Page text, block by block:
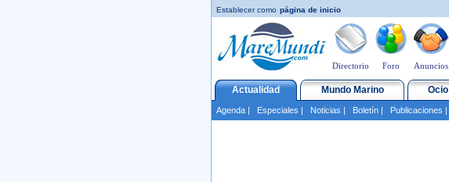
Establecer como página de inicio
Directorio Foro Anuncios
Actualidad Mundo Marino Ocio
Agenda | Especiales | Noticias | Boletín | Publicaciones |